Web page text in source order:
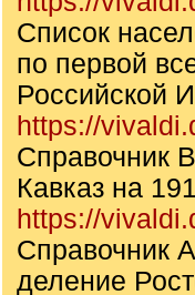
Список
по первой
Российской
https://
Справочник
Кавказ на
https://
Справочник
деление